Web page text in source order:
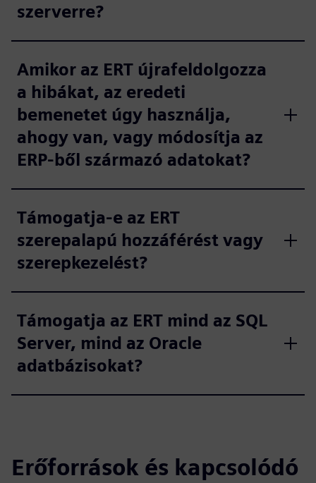
szerverre?
Amikor az ERT újrafeldolgozza
a hibákat, az eredeti
bemenetet úgy használja,
ahogy van, vagy módosítja az
ERP-ből származó adatokat?
Támogatja-e az ERT
szerepalapú hozzáférést vagy
szerepkezelést?
Támogatja az ERT mind az SQL
Server, mind az Oracle
adatbázisokat?
Erőforrások és kapcsolódó